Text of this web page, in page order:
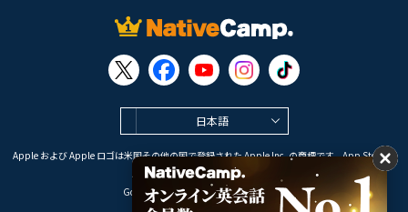
日本語
Apple および Apple ロゴは米国その他の国で登録された Apple Inc. の商標です。App Store は
Apple Inc. のサービスマークです。
Google Play は Google LLC の商標です。